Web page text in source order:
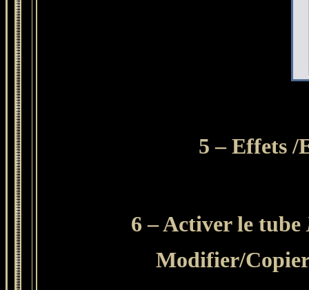
5 – Effets /
6 – Activer le tube
Modifier/